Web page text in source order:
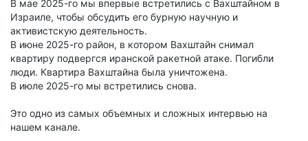
В мае 2025-го мы впервые встретились с Вахштайном в
Израиле, чтобы обсудить его бурную научную и
активистскую деятельность.
В июне 2025-го район, в котором Вахштайн снимал
квартиру подвергся иранской ракетной атаке. Погибли
люди. Квартира Вахштайна была уничтожена.
В июле 2025-го мы встретились снова.
Это одно из самых объемных и сложных интервью на
нашем канале.